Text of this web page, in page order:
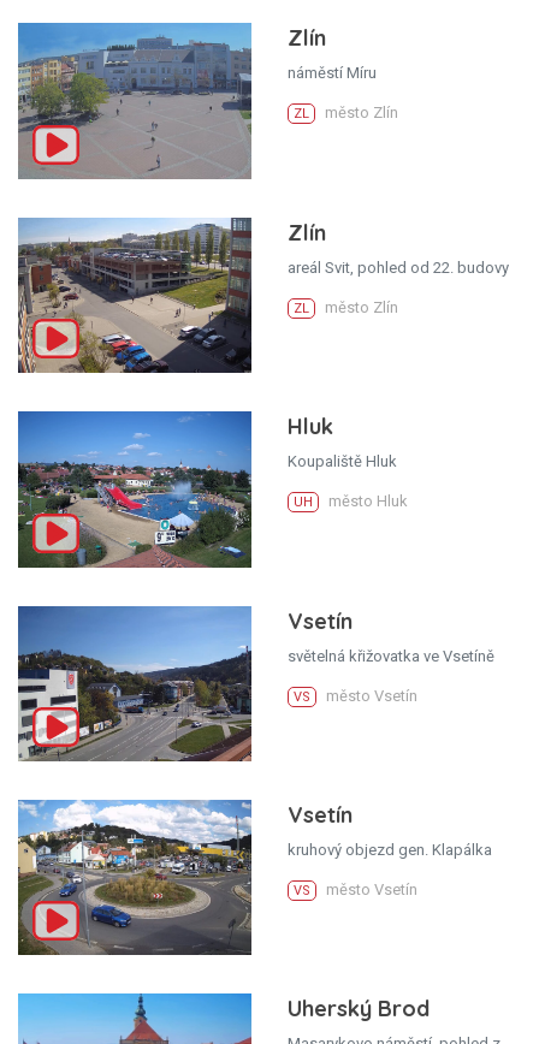
Zlín
náměstí Míru
ZL město Zlín
Zlín
areál Svit, pohled od 22. budovy
ZL město Zlín
Hluk
Koupaliště Hluk
UH město Hluk
Vsetín
světelná křižovatka ve Vsetíně
VS město Vsetín
Vsetín
kruhový objezd gen. Klapálka
VS město Vsetín
Uherský Brod